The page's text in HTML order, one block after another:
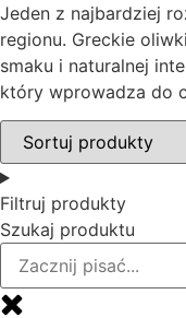
Jeden z najbardziej
regionu. Greckie
smaku i naturalnej
który wprowadza do
Filtruj produkty
Szukaj produktu